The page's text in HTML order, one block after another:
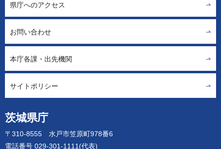
茨城県庁
〒310-8555 水戸市笠原町978番6
電話番号 029-301-1111(代表)
県庁へのアクセス
お問い合わせ
本庁各課・出先機関
サイトポリシー